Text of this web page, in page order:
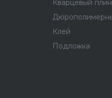
Кварцевый
Клей
Подложка